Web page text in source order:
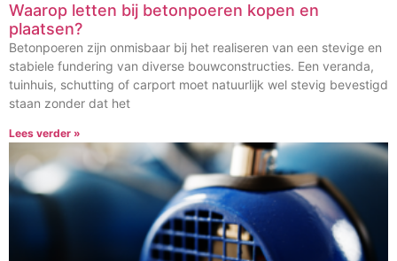
Waarop letten bij betonpoeren kopen en
plaatsen?
Betonpoeren zijn onmisbaar bij het realiseren van een stevige en
stabiele fundering van diverse bouwconstructies. Een veranda,
tuinhuis, schutting of carport moet natuurlijk wel stevig bevestigd
staan zonder dat het
Lees verder »